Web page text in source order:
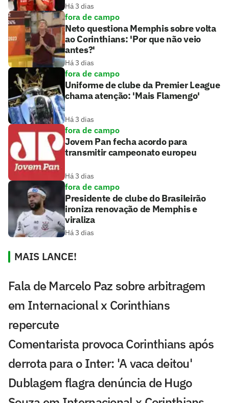
Há 3 dias
fora de campo
Neto questiona Memphis sobre volta
ao Corinthians: 'Por que não veio
antes?'
Há 3 dias
fora de campo
Uniforme de clube da Premier League
chama atenção: 'Mais Flamengo'
Há 3 dias
fora de campo
Jovem Pan fecha acordo para
transmitir campeonato europeu
Há 3 dias
fora de campo
Presidente de clube do Brasileirão
ironiza renovação de Memphis e
viraliza
Há 3 dias
MAIS LANCE!
Fala de Marcelo Paz sobre arbitragem
em Internacional x Corinthians
repercute
Comentarista provoca Corinthians após
derrota para o Inter: 'A vaca deitou'
Dublagem flagra denúncia de Hugo